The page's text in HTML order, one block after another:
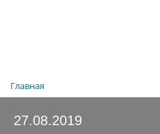
Главная
27.08.2019